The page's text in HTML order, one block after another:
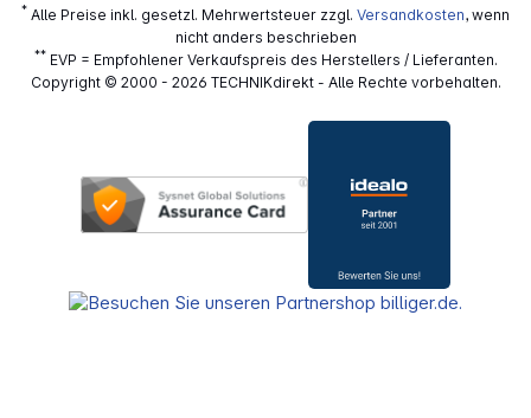
* Alle Preise inkl. gesetzl. Mehrwertsteuer zzgl. Versandkosten, wenn
nicht anders beschrieben
**EVP = Empfohlener Verkaufspreis des Herstellers / Lieferanten.
Copyright © 2000 - 2026 TECHNIKdirekt - Alle Rechte vorbehalten.